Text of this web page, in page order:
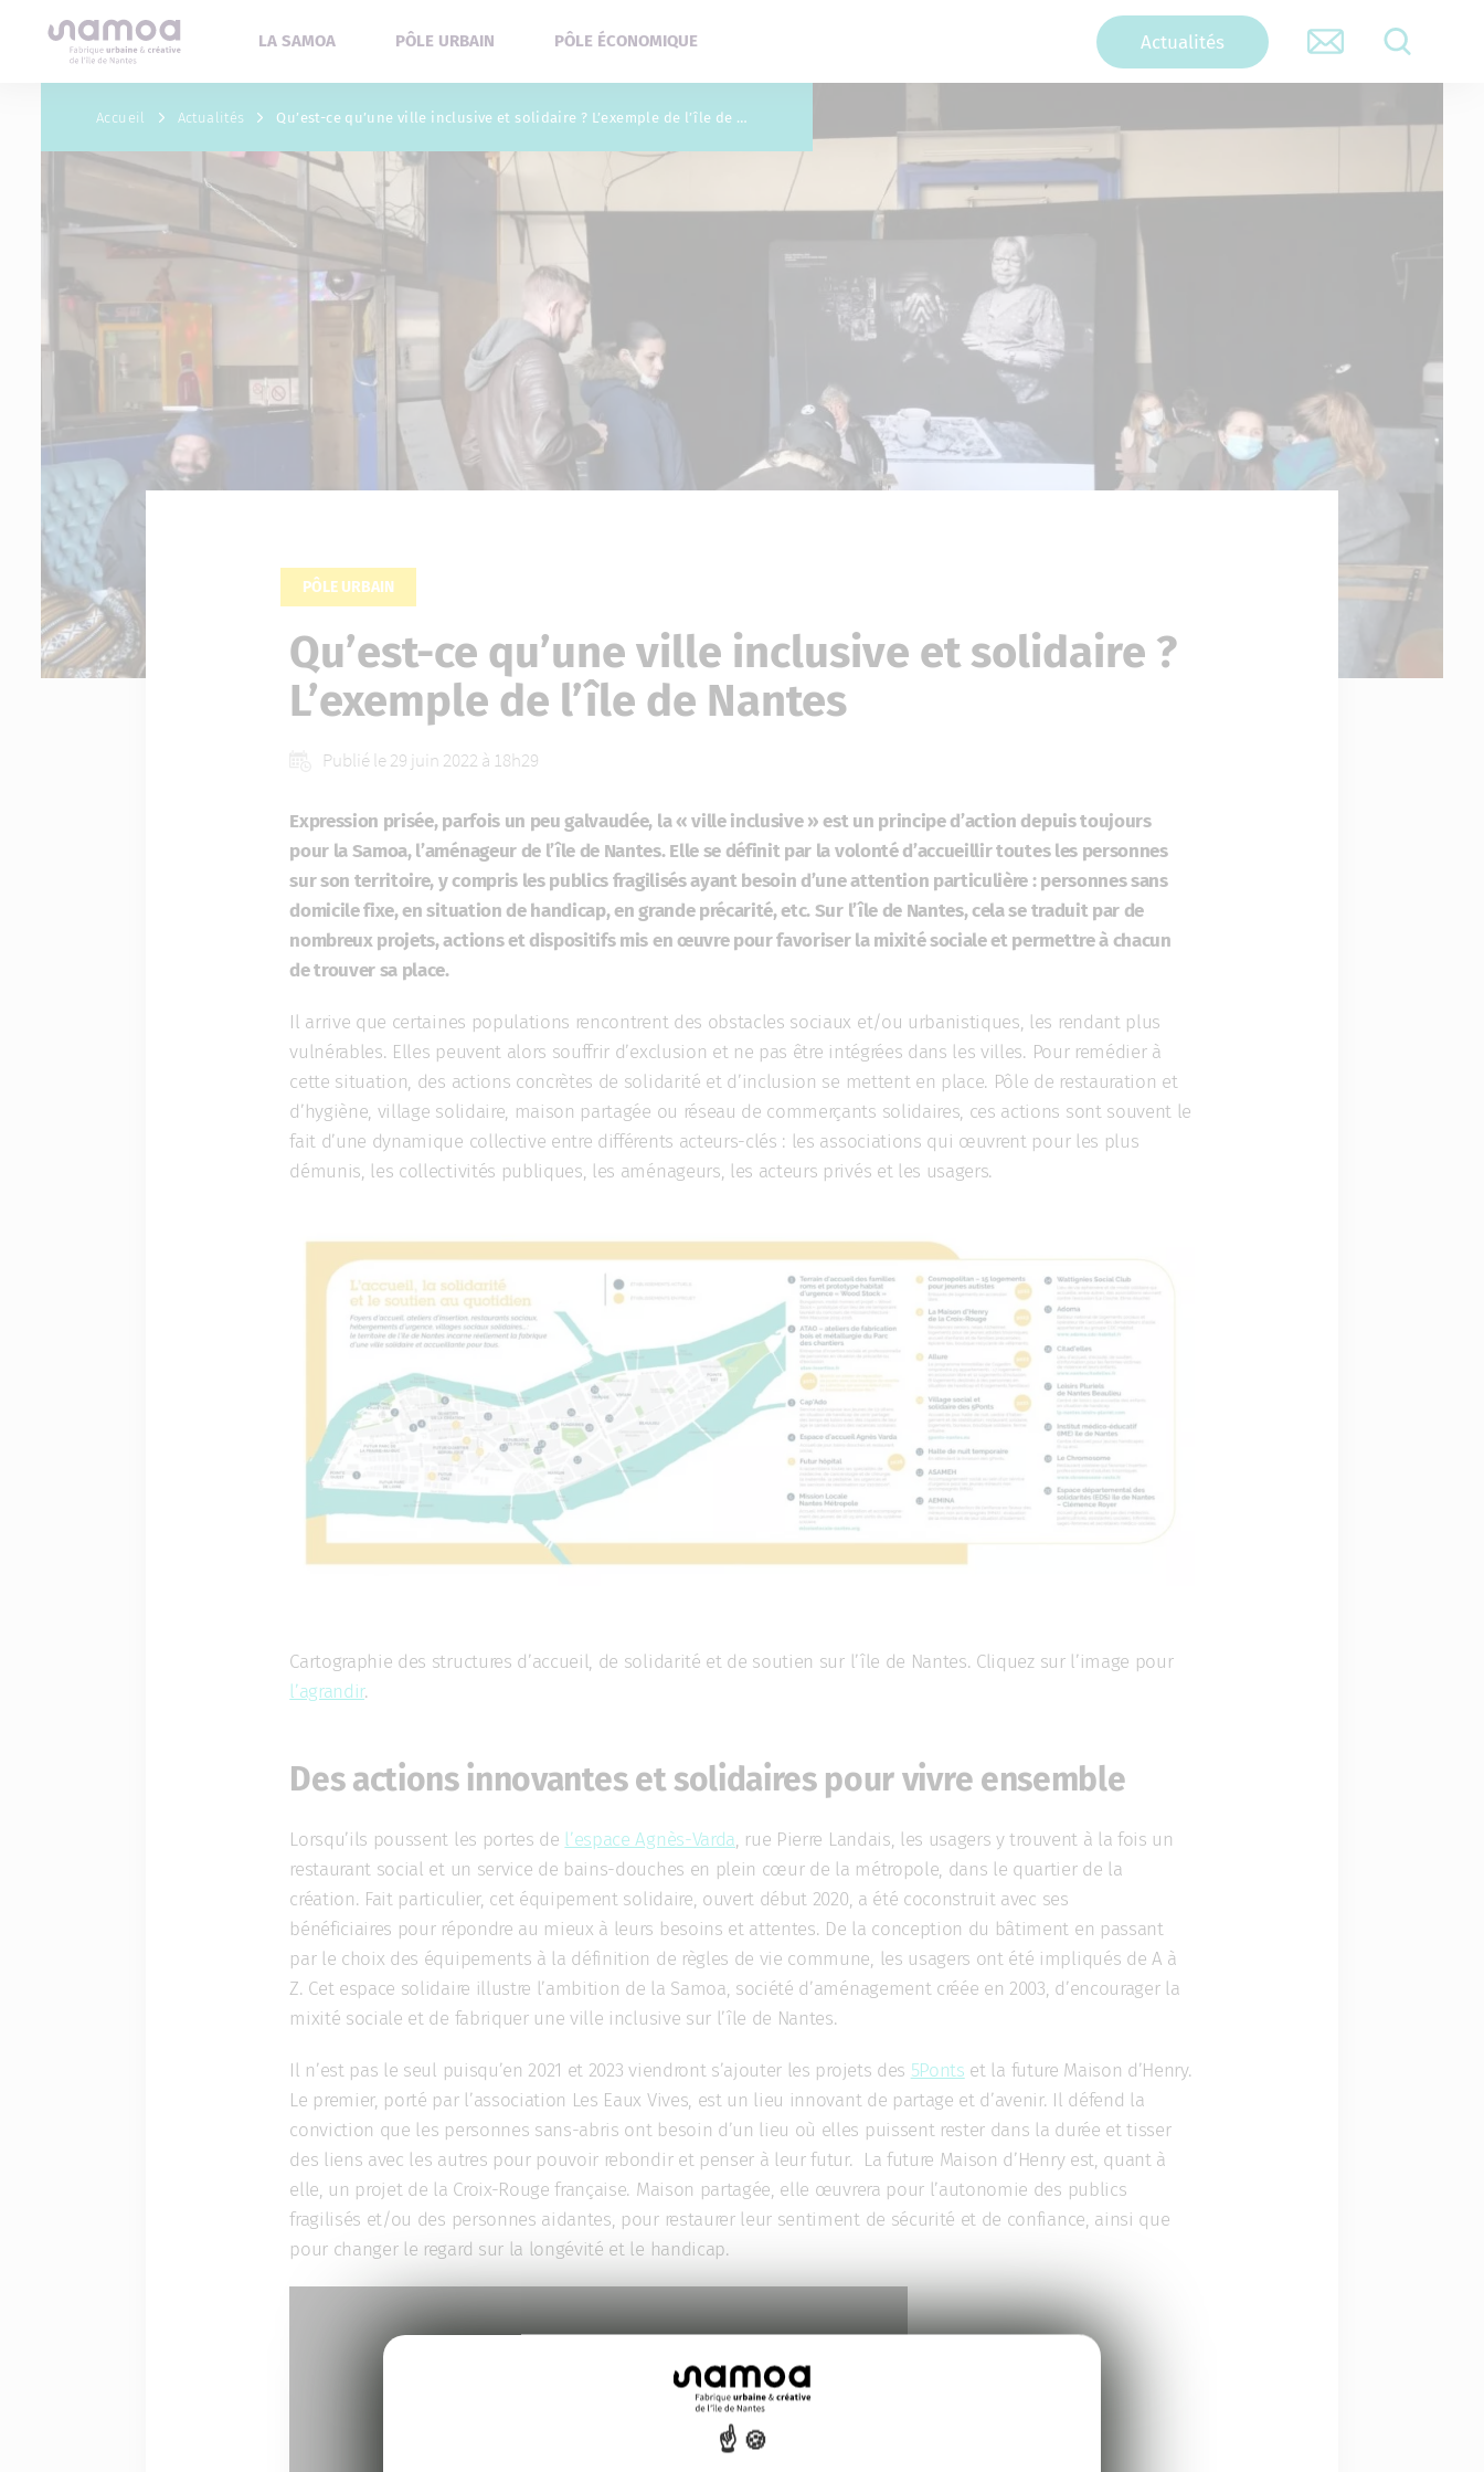
LA SAMOA PÔLE URBAIN PÔLE ÉCONOMIQUE Actualités
Accueil Actualités Qu’est-ce qu’une ville inclusive et solidaire ? L’exemple de l’île de Nantes
PÔLE URBAIN
Qu’est-ce qu’une ville inclusive et solidaire ?
L’exemple de l’île de Nantes
Publié le 29 juin 2022 à 18h29
Expression prisée, parfois un peu galvaudée, la « ville inclusive » est un principe d’action depuis toujours
pour la Samoa, l’aménageur de l’île de Nantes. Elle se définit par la volonté d’accueillir toutes les personnes
sur son territoire, y compris les publics fragilisés ayant besoin d’une attention particulière : personnes sans
domicile fixe, en situation de handicap, en grande précarité, etc. Sur l’île de Nantes, cela se traduit par de
nombreux projets, actions et dispositifs mis en œuvre pour favoriser la mixité sociale et permettre à chacun
de trouver sa place.
Il arrive que certaines populations rencontrent des obstacles sociaux et/ou urbanistiques, les rendant plus
vulnérables. Elles peuvent alors souffrir d’exclusion et ne pas être intégrées dans les villes. Pour remédier à
cette situation, des actions concrètes de solidarité et d’inclusion se mettent en place. Pôle de restauration et
d’hygiène, village solidaire, maison partagée ou réseau de commerçants solidaires, ces actions sont souvent le
fait d’une dynamique collective entre différents acteurs-clés : les associations qui œuvrent pour les plus
démunis, les collectivités publiques, les aménageurs, les acteurs privés et les usagers.
Cartographie des structures d’accueil, de solidarité et de soutien sur l’île de Nantes. Cliquez sur l’image pour
l’agrandir.
Des actions innovantes et solidaires pour vivre ensemble
Lorsqu’ils poussent les portes de l’espace Agnès-Varda, rue Pierre Landais, les usagers y trouvent à la fois un
restaurant social et un service de bains-douches en plein cœur de la métropole, dans le quartier de la
création. Fait particulier, cet équipement solidaire, ouvert début 2020, a été coconstruit avec ses
bénéficiaires pour répondre au mieux à leurs besoins et attentes. De la conception du bâtiment en passant
par le choix des équipements à la définition de règles de vie commune, les usagers ont été impliqués de A à
Z. Cet espace solidaire illustre l’ambition de la Samoa, société d’aménagement créée en 2003, d’encourager la
mixité sociale et de fabriquer une ville inclusive sur l’île de Nantes.
Il n’est pas le seul puisqu’en 2021 et 2023 viendront s’ajouter les projets des 5Ponts et la future Maison d’Henry.
Le premier, porté par l’association Les Eaux Vives, est un lieu innovant de partage et d’avenir. Il défend la
conviction que les personnes sans-abris ont besoin d’un lieu où elles puissent rester dans la durée et tisser
des liens avec les autres pour pouvoir rebondir et penser à leur futur. La future Maison d’Henry est, quant à
elle, un projet de la Croix-Rouge française. Maison partagée, elle œuvrera pour l’autonomie des publics
fragilisés et/ou des personnes aidantes, pour restaurer leur sentiment de sécurité et de confiance, ainsi que
pour changer le regard sur la longévité et le handicap.